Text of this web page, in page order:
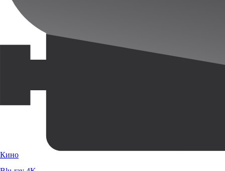
Кино